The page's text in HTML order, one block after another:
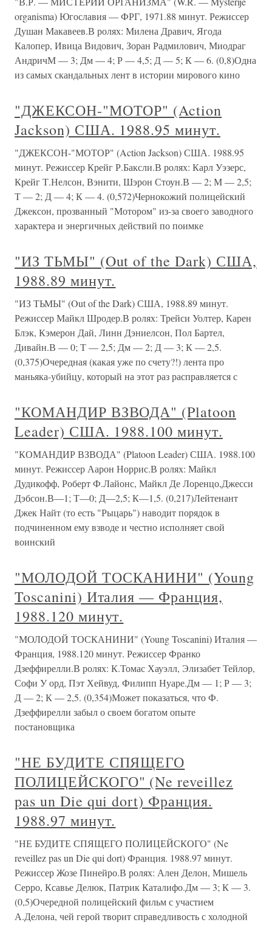
organisma) Югославия — ФРГ, 1971.88 минут. Режиссер
Душан Макавеев.В ролях: Милена Дравич, Ягода
Калопер, Ивица Видович, Зоран Радмилович, Миодраг
АндричМ — 3; Дм — 4; Р — 4,5; Д — 5; К — 6. (0,8)Одна
из самых скандальных лент в истории мирового кино
"ДЖЕКСОН-"МОТОР" (Action
Jackson) США. 1988.95 минут.
"ДЖЕКСОН-"МОТОР" (Action Jackson) США. 1988.95
минут. Режиссер Крейг Р.Баксли.В ролях: Карл Уэзерс,
Крейг Т.Нелсон, Вэнити, Шэрон Стоун.В — 2; М — 2,5;
Т — 2; Д — 4; К — 4. (0,572)Чернокожий полицейский
Джексон, прозванный "Мотором" из-за своего заводного
характера и энергичных действий по поимке
"ИЗ ТЬМЫ" (Out of the Dark) США,
1988.89 минут.
"ИЗ ТЬМЫ" (Out of the Dark) США, 1988.89 минут.
Режиссер Майкл Шродер.В ролях: Трейси Уолтер, Карен
Блэк, Кэмерон Дай, Линн Дэниелсон, Пол Бартел,
Дивайн.В — 0; Т — 2,5; Дм — 2; Д — 3; К — 2,5.
(0,375)Очередная (какая уже по счету?!) лента про
маньяка-убийцу, который на этот раз расправляется с
"КОМАНДИР ВЗВОДА" (Platoon
Leader) США. 1988.100 минут.
"КОМАНДИР ВЗВОДА" (Platoon Leader) США. 1988.100
минут. Режиссер Аарон Норрис.В ролях: Майкл
Дудикофф, Роберт Ф.Лайонс, Майкл Де Лоренцо,Джесси
Дэбсон.В—1; Т—0; Д—2,5; К—1,5. (0,217)Лейтенант
Джек Найт (то есть "Рыцарь") наводит порядок в
подчиненном ему взводе и честно исполняет свой
воинский
"МОЛОДОЙ ТОСКАНИНИ" (Young
Toscanini) Италия — Франция,
1988.120 минут.
"МОЛОДОЙ ТОСКАНИНИ" (Young Toscanini) Италия —
Франция, 1988.120 минут. Режиссер Франко
Дзеффирелли.В ролях: К.Томас Хауэлл, Элизабет Тейлор,
Софи У орд, Пэт Хейвуд, Филипп Нуаре.Дм — 1; Р — 3;
Д — 2; К — 2,5. (0,354)Может показаться, что Ф.
Дзеффирелли забыл о своем богатом опыте
постановщика
"НЕ БУДИТЕ СПЯЩЕГО
ПОЛИЦЕЙСКОГО" (Ne reveillez
pas un Die qui dort) Франция.
1988.97 минут.
"НЕ БУДИТЕ СПЯЩЕГО ПОЛИЦЕЙСКОГО" (Ne
reveillez pas un Die qui dort) Франция. 1988.97 минут.
Режиссер Жозе Пинейро.В ролях: Ален Делон, Мишель
Серро, Ксавье Делюк, Патрик Каталифо.Дм — 3; К — 3.
(0,5)Очередной полицейский фильм с участием
А.Делона, чей герой творит справедливость с холодной